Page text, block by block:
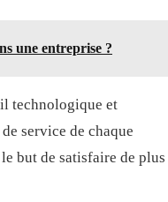
une entreprise ?
technologique et
service de chaque
but de satisfaire de plus